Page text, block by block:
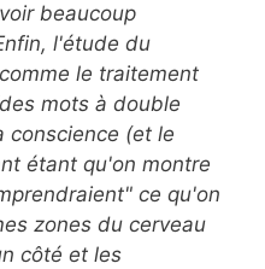
beaucoup
l'étude du
le traitement
mots à double
conscience (et le
étant qu'on montre
ce qu'on
zones du cerveau
côté et les